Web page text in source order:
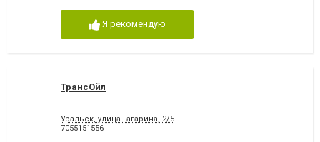
Я рекомендую
ТрансОйл
Уральск, улица Гагарина, 2/5
7055151556